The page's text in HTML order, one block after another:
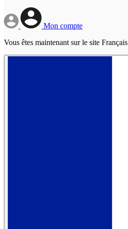
Mon compte
Vous êtes maintenant sur le site Français